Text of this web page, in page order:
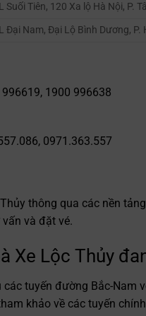
Suối Tiên, 120 Xa lộ Hà Nội, P.
Đại Nam, Đại Lộ Bình Dương, P.
1900 996638
0971.363.557
thông qua các nền
và đặt vé.
Xe Lộc Thủy
các tuyến đường Bắc-
khảo về các tuyến